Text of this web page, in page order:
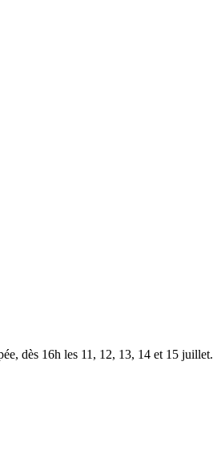
dès 16h les 11, 12, 13, 14 et 15 juillet.